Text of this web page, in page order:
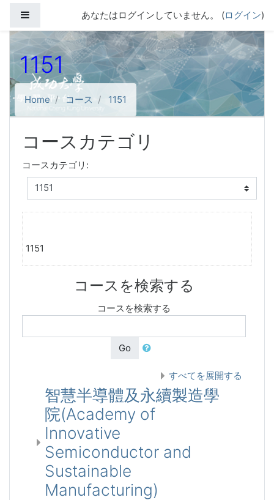
サイドパネルあなたはログインしていません。 (ログイン)
1151
Home コース 1151
コースカテゴリ
コースカテゴリ:
1151
コースを検索する
コースを検索する
Go
すべてを展開する
智慧半導體及永續製造學
院(Academy of
Innovative
Semiconductor and
Sustainable
Manufacturing)